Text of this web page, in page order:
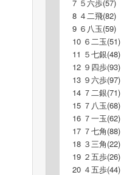
7 ５六歩(57)
8 ４二飛(82)
9 ６八玉(59)
10 ６二玉(51)
11 ５七銀(48)
12 ９四歩(93)
13 ９六歩(97)
14 ７二銀(71)
15 ７八玉(68)
16 ７一玉(62)
17 ７七角(88)
18 ３三角(22)
19 ２五歩(26)
20 ４五歩(44)